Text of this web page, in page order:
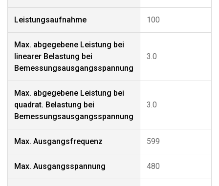
Leistungsaufnahme 100
Max. abgegebene Leistung bei
linearer Belastung bei
Bemessungsausgangsspannung
3.0
Max. abgegebene Leistung bei
quadrat. Belastung bei
Bemessungsausgangsspannung
3.0
Max. Ausgangsfrequenz 599
Max. Ausgangsspannung 480